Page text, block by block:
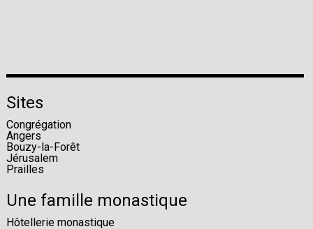
Sites
Congrégation
Angers
Bouzy-la-Forêt
Jérusalem
Prailles
Une famille monastique
Hôtellerie monastique